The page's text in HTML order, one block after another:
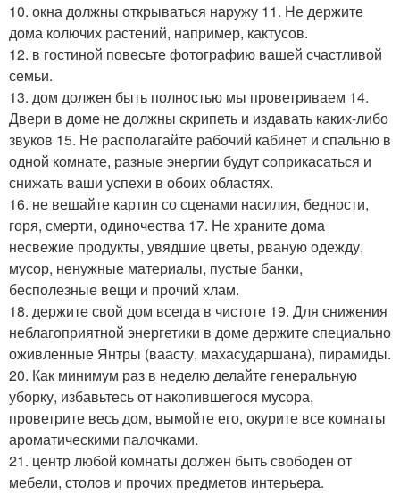
10. окна должны открываться наружу 11. Не держите
дома колючих растений, например, кактусов.
12. в гостиной повесьте фотографию вашей счастливой
семьи.
13. дом должен быть полностью мы проветриваем 14.
Двери в доме не должны скрипеть и издавать каких-либо
звуков 15. Не располагайте рабочий кабинет и спальню в
одной комнате, разные энергии будут соприкасаться и
снижать ваши успехи в обоих областях.
16. не вешайте картин со сценами насилия, бедности,
горя, смерти, одиночества 17. Не храните дома
несвежие продукты, увядшие цветы, рваную одежду,
мусор, ненужные материалы, пустые банки,
бесполезные вещи и прочий хлам.
18. держите свой дом всегда в чистоте 19. Для снижения
неблагоприятной энергетики в доме держите специально
оживленные Янтры (ваасту, махасударшана), пирамиды.
20. Как минимум раз в неделю делайте генеральную
уборку, избавьтесь от накопившегося мусора,
проветрите весь дом, вымойте его, окурите все комнаты
ароматическими палочками.
21. центр любой комнаты должен быть свободен от
мебели, столов и прочих предметов интерьера.